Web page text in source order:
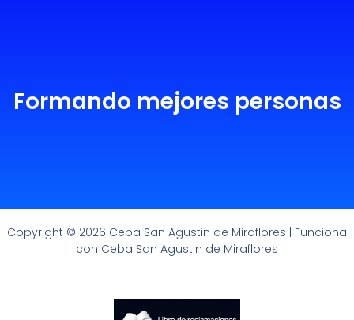
Formando mejores personas
Copyright © 2026 Ceba San Agustin de Miraflores | Funciona
con Ceba San Agustin de Miraflores